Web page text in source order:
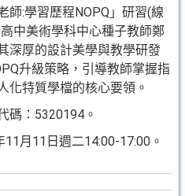
師:學習歷程NOPQ」研習(線
中美術學科中心種子教師鄭
深厚的設計美學與教學研發
升級策略，引導教師掌握指
化特質學檔的核心要領。
碼：5320194。
月11日週二14:00-17:00。